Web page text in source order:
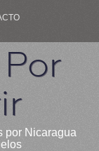
por Nicaragua